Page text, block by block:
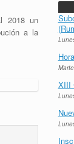
2018 un
a la
XIII